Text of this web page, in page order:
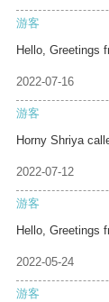
游客
Hello, Greetings
2022-07-16
游客
Horny Shriya
2022-07-12
游客
Hello, Greetings
2022-05-24
游客